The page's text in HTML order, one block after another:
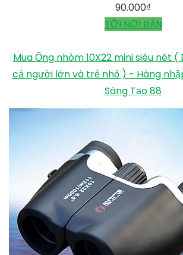
90.000₫
TỚI NƠI BÁN
Mua Ống nhòm 10X22 mini siêu nét
cả người lớn và trẻ nhỏ ) - Hàng
Sáng Tạo 88